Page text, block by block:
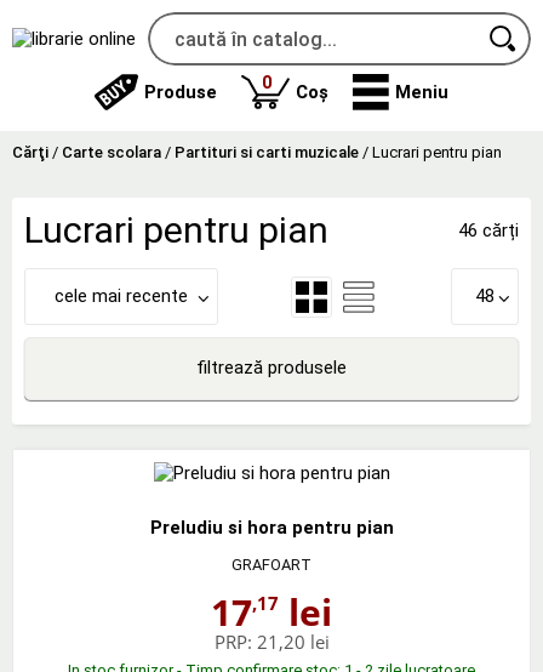
Produse 0produse
Coș Meniu
Cărţi / Carte scolara / Partituri si carti muzicale / Lucrari pentru pian
Lucrari pentru pian 46 cărți
cele mai recente 48
filtrează produsele
Preludiu si hora pentru pian
GRAFOART
17,17 lei
PRP: 21,20 lei